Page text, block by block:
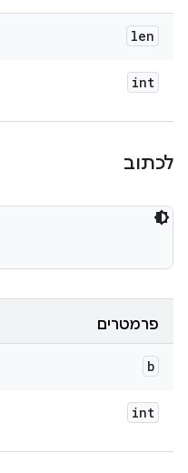
len
int
לכתוב
פרמטרים
b
int